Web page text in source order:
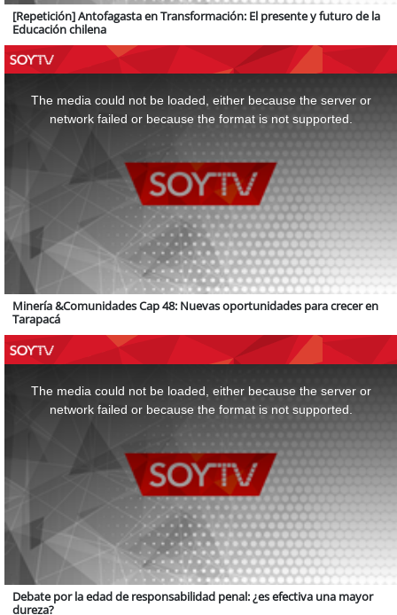
[Repetición] Antofagasta en Transformación: El presente y futuro de la
Educación chilena
The media could not be loaded, either because the server or
network failed or because the format is not supported.
Minería &Comunidades Cap 48: Nuevas oportunidades para crecer en
Tarapacá
The media could not be loaded, either because the server or
network failed or because the format is not supported.
Debate por la edad de responsabilidad penal: ¿es efectiva una mayor
dureza?